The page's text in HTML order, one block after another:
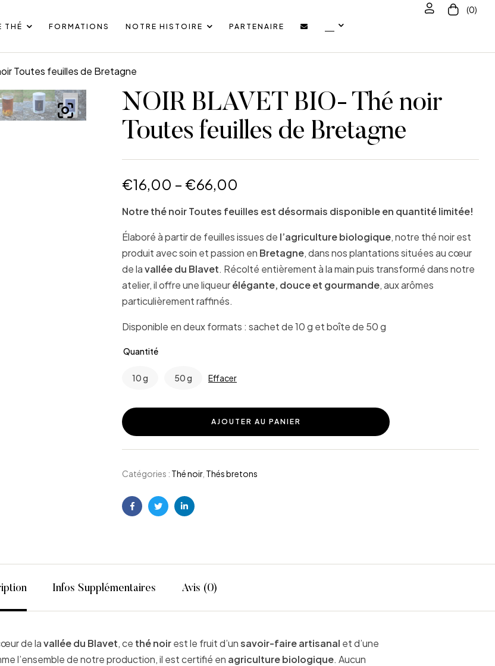
THÉ FORMATIONS NOTRE HISTOIRE PARTENAIRE
(0)
Toutes feuilles de Bretagne
NOIR BLAVET BIO- Thé noir
Toutes feuilles de Bretagne
€16,00 – €66,00
Notre thé noir Toutes feuilles est désormais disponible en quantité limitée!
Élaboré à partir de feuilles issues de l’agriculture biologique, notre thé noir est
produit avec soin et passion en Bretagne, dans nos plantations situées au cœur
de lavallée du Blavet. Récolté entièrement à la main puis transformé dans notre
atelier, il offre une liqueurélégante, douce et gourmande, aux arômes
particulièrement raffinés.
Disponible en deux formats : sachet de 10 g et boîte de 50 g
Quantité
10 g 50 g Effacer
AJOUTER AU PANIER
Catégories : Thé noir, Thés bretons
FacebookTwitterLinkedin
Infos Supplémentaires Avis (0)
de lavallée du Blavet, ce thé noirest le fruit d’unsavoir-faire artisanal et d’une
l’ensemble de notre production, il est certifié en agriculture biologique. Aucun